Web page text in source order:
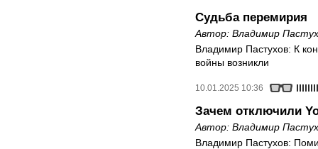
Судьба перемирия
Автор: Владимир
Владимир Пастухов: К
войны возникли
10.01.2025 10:36
Зачем отключили
Автор: Владимир
Владимир Пастухов: